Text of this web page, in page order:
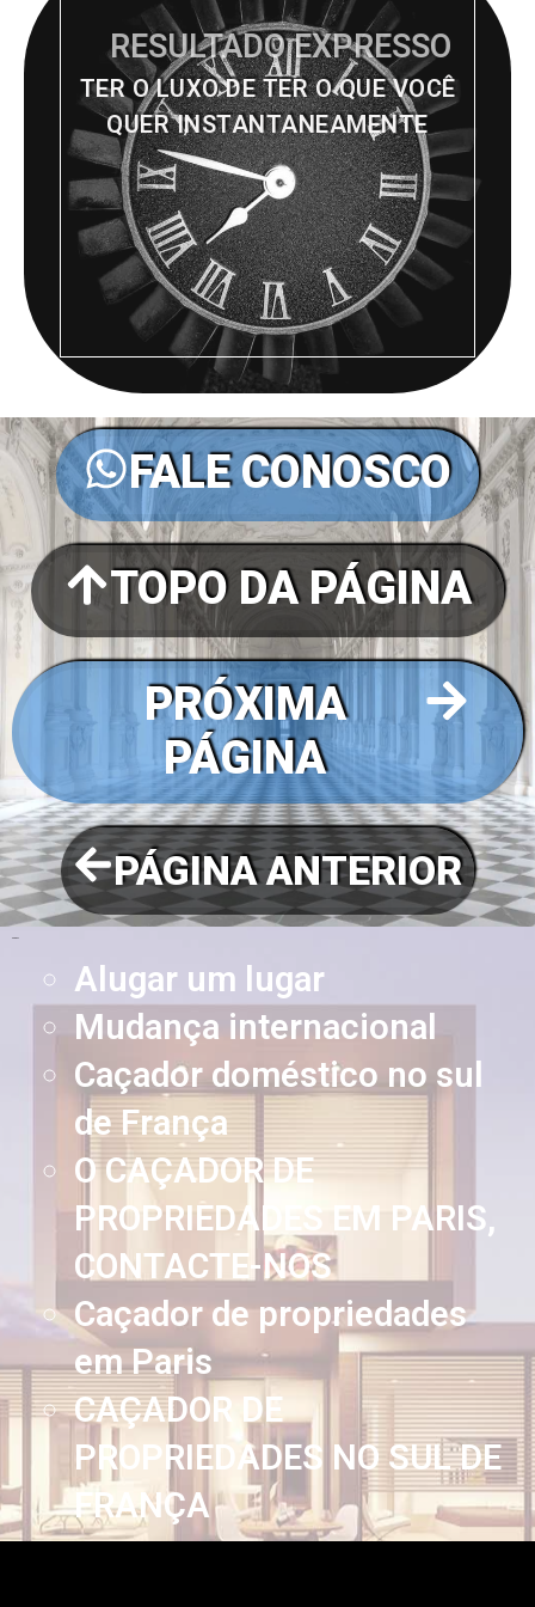
RESULTADO EXPRESSO
TER O LUXO DE TER O QUE VOCÊ
QUER INSTANTANEAMENTE
FALE CONOSCO
TOPO DA PÁGINA
PRÓXIMA
PÁGINA
PÁGINA ANTERIOR
Alugar um lugar
Mudança internacional
Caçador doméstico no sul
de França
O CAÇADOR DE
PROPRIEDADES EM PARIS,
CONTACTE-NOS
Caçador de propriedades
em Paris
CAÇADOR DE
PROPRIEDADES NO SUL DE
FRANÇA